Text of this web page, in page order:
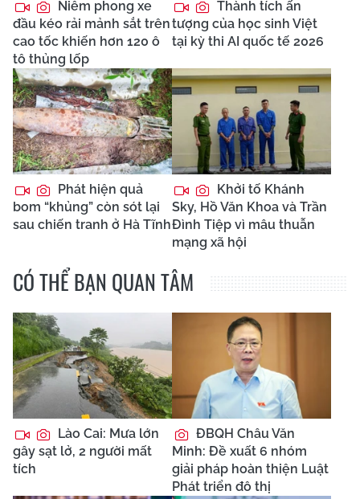
Niêm phong xe
đầu kéo rải mảnh sắt trên
cao tốc khiến hơn 120 ô
tô thủng lốp
Thành tích ấn
tượng của học sinh Việt
tại kỳ thi AI quốc tế 2026
Phát hiện quả
bom “khủng” còn sót lại
sau chiến tranh ở Hà Tĩnh
Khởi tố Khánh
Sky, Hồ Văn Khoa và Trần
Đình Tiệp vì mâu thuẫn
mạng xã hội
CÓ THỂ BẠN QUAN TÂM
Lào Cai: Mưa lớn
gây sạt lở, 2 người mất
tích
ĐBQH Châu Văn
Minh: Đề xuất 6 nhóm
giải pháp hoàn thiện Luật
Phát triển đô thị